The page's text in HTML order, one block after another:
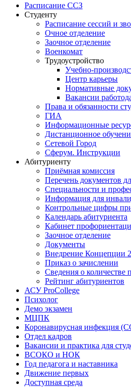
Расписание ССЗ
Студенту
Расписание сессий и
Очное отделение
Заочное отделение
Военкомат
Трудоустройство
Учебно-
Центр карьеры
Нормативные
Вакансии
Права и обязанности
ГИА
Информационные
Дистанционное
Сетевой Город
Сферум. Инструкции
Абитуриенту
Приёмная комиссия
Перечень документов
Специальности и
Информация для
Контрольные цифры
Календарь абитуриента
Кабинет
Заочное отделение
Документы
Внедрение Концепции
Приказ о зачислении
Сведения о количестве
Рейтинг абитуриентов
АСУ ProCollege
Психолог
Демо экзамен
МЦПК
Коронавирусная инфекция
Отдел кадров
Вакансии и практика для
ВСОКО и НОК
Год педагога и наставника
Движение первых
Доступная среда